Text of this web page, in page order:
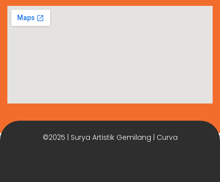
©2025 | Surya Artistik Gemilang | Curva